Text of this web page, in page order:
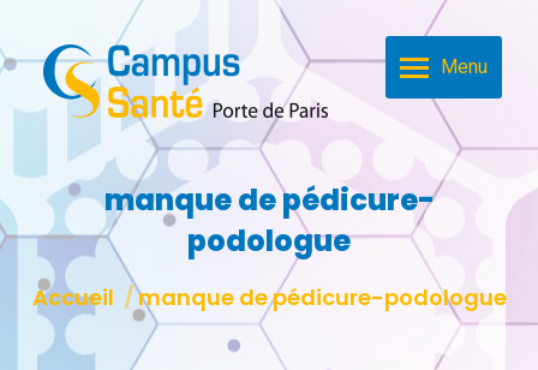
Menu
manque de pédicure-
podologue
Vous êtes ici :
Accueil manque de pédicure-podologue